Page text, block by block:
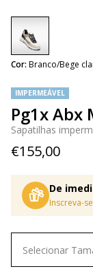
IMPERMEÁVEL
Pg1x Abx
Sapatilhas
€155,00
De
Inscreva-
Cor: Branco/Bege
selected
Selecionar